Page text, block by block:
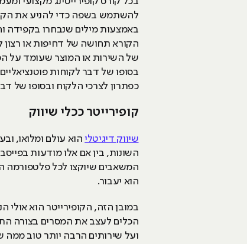
להשתמש בשפה כדי להניע את
באמצעות מילים שנבחרו בקפידה
הקורא תחושה של דחיפות או רצון
של השירות או המוצר שעומד על
בסופו של דבר לקוחות
כפתרון לצרכי הלקוח ובסופו של
קופירייטר ככלי שיווק
שיווק דיגיטלי הוא עולם ומלואו,
השונות, בין אם אלו מודעות
המשאבים שיוקצו לכל פלטפורמה
הוא יעבור.
במובן הזה, הקופירייטר הוא אולי
הכלים לעצב את המסרים בצורה
ועל שירותים הרבה יותר טוב